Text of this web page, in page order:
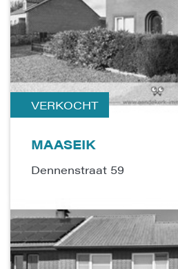
VERKOCHT
MAASEIK
Dennenstraat 59